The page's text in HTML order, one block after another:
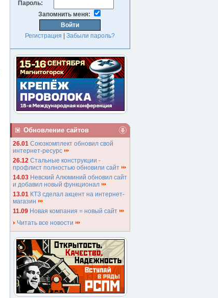
Пароль:
Запомнить меня:
Регистрация Забыли пароль?
Обновление сайтов
26.01 Союзкомплект обновил свой
интернет-ресурс
26.12 Стальные конструкции -
профлист полностью обновили сайт
14.03 Невский Алюминий обновил сайт
и добавил новый функционал
13.01 КТЗ сделал акцент на интернет-
магазин
11.09 Новая компания = новый сайт
Читать все новости